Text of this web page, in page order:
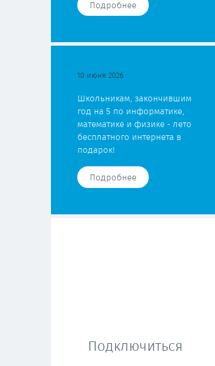
Подробнее
10 июня 2026
Школьникам, закончившим
год на 5 по информатике,
математике и физике - лето
бесплатного интернета в
подарок!
Подробнее
Подключиться